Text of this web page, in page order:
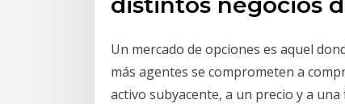
Un mercado de opciones es aquel
más agentes se comprometen a
activo subyacente, a un precio y a